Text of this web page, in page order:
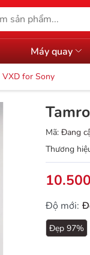
Máy quay
VXD for Sony
Mã: Đang
Thương
Độ mới:
Đẹp 97%